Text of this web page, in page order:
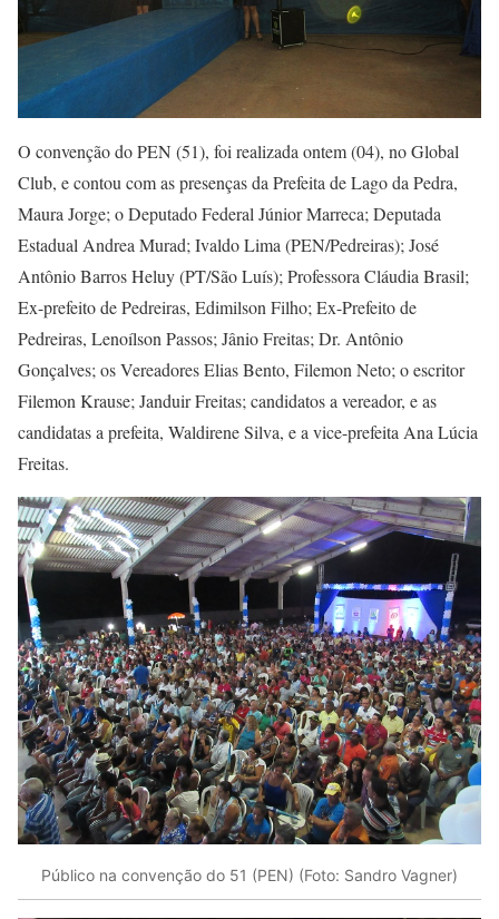
O convenção do PEN (51), foi realizada ontem (04), no Global
Club, e contou com as presenças da Prefeita de Lago da Pedra,
Maura Jorge; o Deputado Federal Júnior Marreca; Deputada
Estadual Andrea Murad; Ivaldo Lima (PEN/Pedreiras); José
Antônio Barros Heluy (PT/São Luís); Professora Cláudia Brasil;
Ex-prefeito de Pedreiras, Edimilson Filho; Ex-Prefeito de
Pedreiras, Lenoílson Passos; Jânio Freitas; Dr. Antônio
Gonçalves; os Vereadores Elias Bento, Filemon Neto; o escritor
Filemon Krause; Janduir Freitas; candidatos a vereador, e as
candidatas a prefeita, Waldirene Silva, e a vice-prefeita Ana Lúcia
Freitas.
Público na convenção do 51 (PEN) (Foto: Sandro Vagner)